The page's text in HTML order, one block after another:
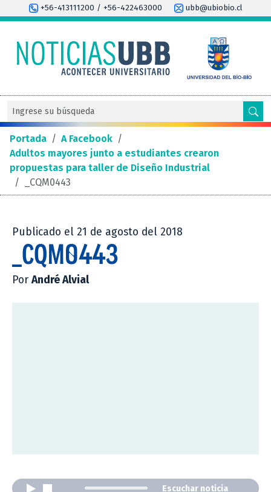
+56-413111200 / +56-422463000 ubb@ubiobio.cl
Portada / A Facebook /
Adultos mayores junto a estudiantes crearon
propuestas para taller de Diseño Industrial
/
_CQM0443
Publicado el 21 de agosto del 2018
_CQM0443
Por André Alvial
Escuchar noticia